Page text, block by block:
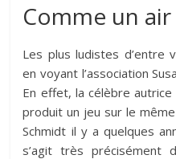
Comme un
Les plus ludistes d’entre
en voyant l’association
En effet, la célèbre
produit un jeu sur le
Schmidt il y a quelques
s’agit très précisément